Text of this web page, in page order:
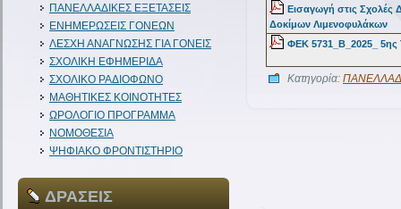
ΠΑΝΕΛΛΑΔΙΚΕΣ ΕΞΕΤΑΣΕΙΣ
ΕΝΗΜΕΡΩΣΕΙΣ ΓΟΝΕΩΝ
ΛΕΣΧΗ ΑΝΑΓΝΩΣΗΣ ΓΙΑ ΓΟΝΕΙΣ
ΣΧΟΛΙΚΗ ΕΦΗΜΕΡΙΔΑ
ΣΧΟΛΙΚΟ ΡΑΔΙΟΦΩΝΟ
ΜΑΘΗΤΙΚΕΣ ΚΟΙΝΟΤΗΤΕΣ
ΩΡΟΛΟΓΙΟ ΠΡΟΓΡΑΜΜΑ
ΝΟΜΟΘΕΣΙΑ
ΨΗΦΙΑΚΟ ΦΡΟΝΤΙΣΤΗΡΙΟ
ΔΡΑΣΕΙΣ
Εισαγωγή στις
Δοκίμων Λιμενοφυλάκων
ΦΕΚ 5731_Β_2025_
Κατηγορία: